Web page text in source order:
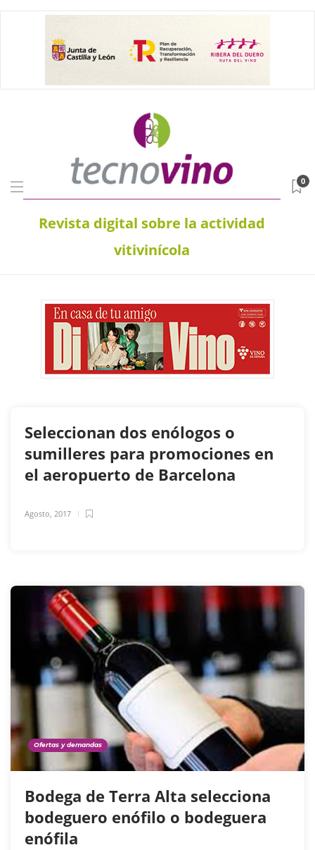
Revista digital sobre la actividad
vitivinícola
0
Seleccionan dos enólogos o
sumilleres para promociones en
el aeropuerto de Barcelona
Agosto, 2017
Ofertas y demandas
Bodega de Terra Alta selecciona
bodeguero enófilo o bodeguera
enófila